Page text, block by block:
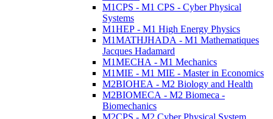
M1CPS - M1 CPS - Cyber Physical
Systems
M1HEP - M1 High Energy Physics
M1MATHJHADA - M1 Mathematiques
Jacques Hadamard
M1MECHA - M1 Mechanics
M1MIE - M1 MIE - Master in Economics
M2BIOHEA - M2 Biology and Health
M2BIOMECA - M2 Biomeca -
Biomechanics
M2CPS - M2 Cyber Physical System